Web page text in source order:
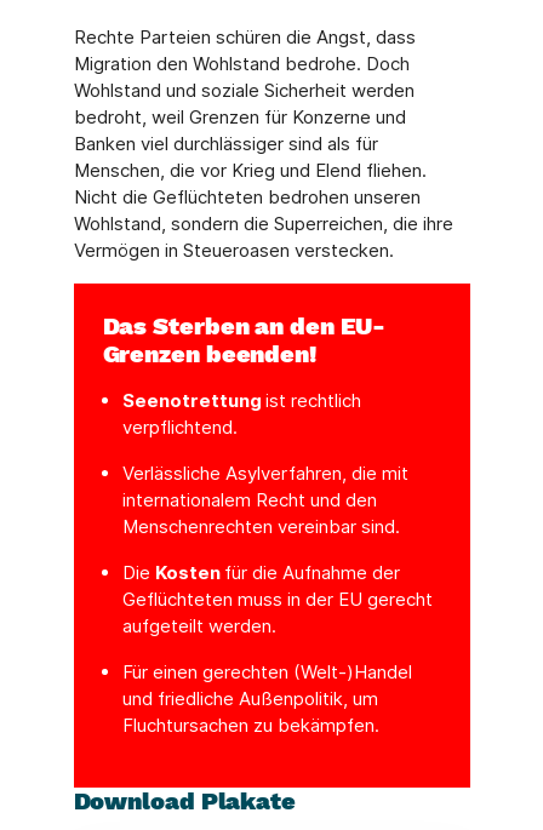
Rechte Parteien schüren die Angst, dass
Migration den Wohlstand bedrohe. Doch
Wohlstand und soziale Sicherheit werden
bedroht, weil Grenzen für Konzerne und
Banken viel durchlässiger sind als für
Menschen, die vor Krieg und Elend fliehen.
Nicht die Geflüchteten bedrohen unseren
Wohlstand, sondern die Superreichen, die ihre
Vermögen in Steueroasen verstecken.
Das Sterben an den EU-
Grenzen beenden!
Seenotrettung ist rechtlich
verpflichtend.
Verlässliche Asylverfahren, die mit
internationalem Recht und den
Menschenrechten vereinbar sind.
Die Kosten für die Aufnahme der
Geflüchteten muss in der EU gerecht
aufgeteilt werden.
Für einen gerechten (Welt-)Handel
und friedliche Außenpolitik, um
Fluchtursachen zu bekämpfen.
Download Plakate